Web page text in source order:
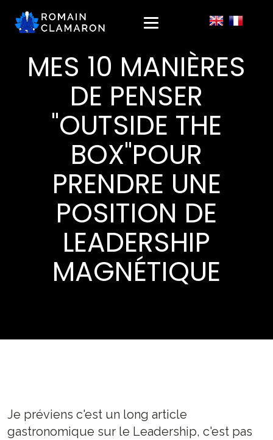
MES 10 MANIÈRES
DE PENSER
"OUTSIDE THE
BOX"POUR
PRENDRE UNE
POSITION DE
LEADERSHIP
MAGNÉTIQUE
Je préviens c'est un long article
gastronomique sur le Leadership, c'est pas